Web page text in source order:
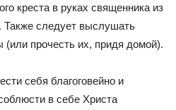
креста в руках священника из
Также следует выслушать
(или прочесть их, придя домой).
себя благоговейно и
в себе Христа